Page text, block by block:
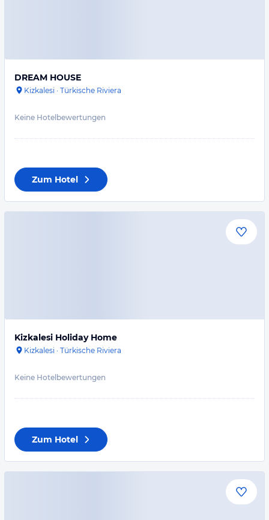
DREAM HOUSE
Kizkalesi · Türkische Riviera
Keine Hotelbewertungen
Zum Hotel
Kizkalesi Holiday Home
Kizkalesi · Türkische Riviera
Keine Hotelbewertungen
Zum Hotel